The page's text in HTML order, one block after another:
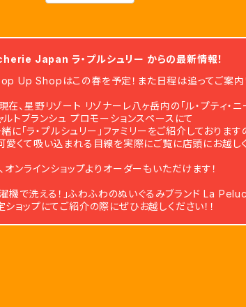
Japan ラ・プルシュリー からの最新情報！
Up Shopはこの春を予定！また日程は追ってご案内
、星野リゾート リゾナーレ八ヶ岳内の「ル・プティ・ニ
ルトブランシュ プロモーションスペースにて
「ラ・プルシュリー」ファミリーをご紹介しております
くて吸い込まれる目線を実際にご覧に店頭にお越しく
オンラインショップよりオーダーもいただけます！
機で洗える！」ふわふわのぬいぐるみブランド La
ョップにてご紹介の際にぜひお越しください！！